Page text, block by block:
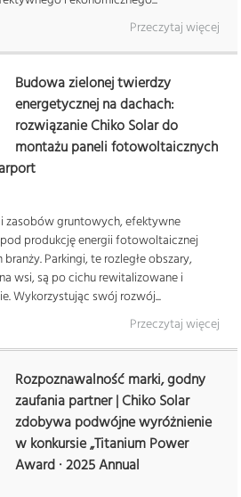
Przeczytaj więcej
Budowa zielonej twierdzy
energetycznej na dachach:
rozwiązanie Chiko Solar do
montażu paneli fotowoltaicznych
zasobów gruntowych, efektywne
produkcję energii fotowoltaicznej
Parkingi, te rozległe obszary,
wsi, są po cichu rewitalizowane i
Wykorzystując swój rozwój...
Przeczytaj więcej
Rozpoznawalność marki, godny
zaufania partner | Chiko Solar
zdobywa podwójne wyróżnienie
w konkursie „Titanium Power
Award · 2025 Annual